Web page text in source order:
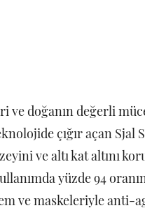
ve doğanın değerli
çığır açan Sjal
ve altı kat altını
yüzde 94
ve maskeleriyle anti-